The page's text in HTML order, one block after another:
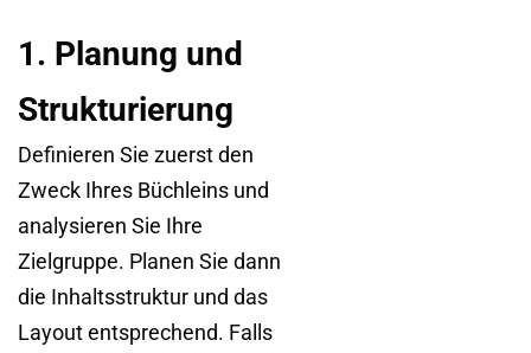
1. Planung und
Strukturierung
Definieren Sie zuerst den
Zweck Ihres Büchleins und
analysieren Sie Ihre
Zielgruppe. Planen Sie dann
die Inhaltsstruktur und das
Layout entsprechend. Falls